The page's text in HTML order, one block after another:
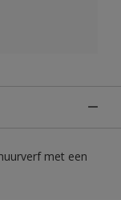
met een